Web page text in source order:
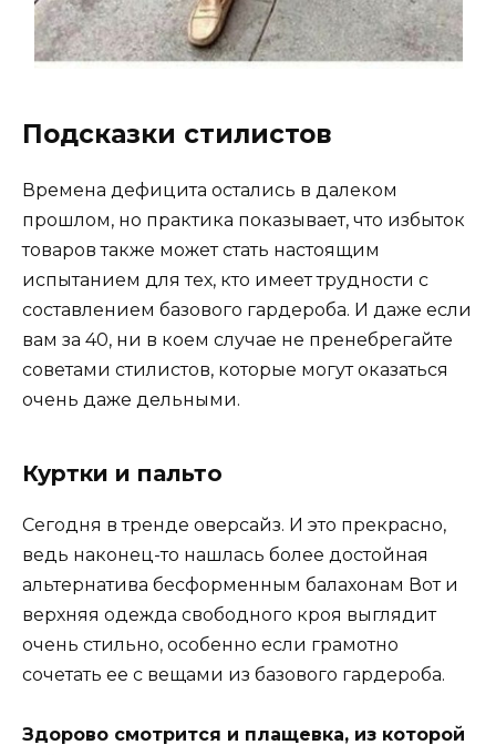
Подсказки стилистов
Времена дефицита остались в далеком
прошлом, но практика показывает, что избыток
товаров также может стать настоящим
испытанием для тех, кто имеет трудности с
составлением базового гардероба. И даже если
вам за 40, ни в коем случае не пренебрегайте
советами стилистов, которые могут оказаться
очень даже дельными.
Куртки и пальто
Сегодня в тренде оверсайз. И это прекрасно,
ведь наконец-то нашлась более достойная
альтернатива бесформенным балахонам Вот и
верхняя одежда свободного кроя выглядит
очень стильно, особенно если грамотно
сочетать ее с вещами из базового гардероба.
Здорово смотрится и плащевка, из которой